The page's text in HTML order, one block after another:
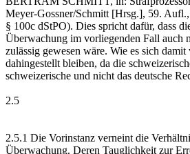
Meyer-Gossner/Schmitt [Hrsg.], 59.
§ 100c dStPO). Dies spricht dafür, dass
Überwachung im vorliegenden Fall auch
zulässig gewesen wäre. Wie es sich
dahingestellt bleiben, da die
schweizerische und nicht das deutsche
2.5
2.5.1 Die Vorinstanz verneint die
Überwachung. Deren Tauglichkeit zur